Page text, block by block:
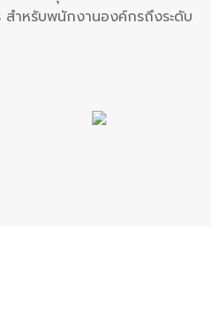
สำหรับพนักงานองค์กรถึงระดับ